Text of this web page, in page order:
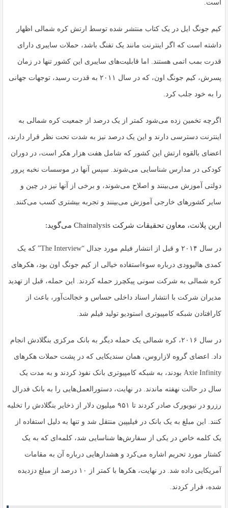
است.
کیم جونگ ایل در یک کتاب منتشر شده توسط ارتش کره شمالی اظهار
داشته است که اگر اینترنت مانند یک تفنگ باشد، حملات سایبری دارای
قدرت بمب اتمی هستند. اما قابلیت‌های سایبری این کشور تنها در زمان
پسرش، کیم جونگ اون، که در سال ۲۰۱۱ به قدرت رسید، توجهات جهانی
را به خود جلب کرد.
اگرچه تخمین زده می‌شود کمتر از یک درصد از جمعیت کره شمالی به
اینترنت دسترسی دارند و این یک درصد نیز به شدت تحت نظر قرار دارند،
اعضای بالقوه ارتش این کشور که شامل هفت هزار هکر است، در دوران
کودکی در مدارس شناسایی می‌شوند. سپس آنها در موسسات نخبه پرور
دولتی آموزش می‌بینند و اصلاح می‌شوند، و برخی از آنها نیز در چین و
سایر کشورهای خارجی آموزش می‌بینند و تجربه بیشتری کسب می‌کنند.
ارین پلانت، معاون تحقیقات شرکت Chainalysis می‌گوید:
در سال ۲۰۱۴ و قبل از انتشار فیلم مورد جدال “The Interview” که یک
کمدی هالیوودی درباره سوءاستفاده خیالی از کیم جونگ اون بود، هکرهای
کره شمالی به شرکت سونی پیکچرز حمله کردند. این حمله، قبل از تهدید
مدیران شرکت با انتشار اسناد داخلی حساس و خجالت‌آور، باعث از
کارافتادن شبکه کامپیوتری استودیو تولید فیلم شد.
در سال ۲۰۱۶، کره شمالی یک حمله دیگر به بانک مرکزی بنگلادش انجام
داد. اعضای گروه لازاروس، همان سندیکایی که در پشت حملات هکرهای
Axie Infinity بودند، به شبکه کامپیوتری بانک نفوذ کردند و به مدت یک
سال در حالت نهفته ماندند. در نهایت، دستورالعمل‌هایی را به بانک فدرال
رزرو در نیویورک صادر کردند تا ۹۵۱ میلیون دلار از ذخایر بنگلادش را تخلیه
کنند. این مبلغ به یک بانک در فیلیپین منتقل شد و تنها به دلیل استفاده از
یک کلمه خاص در یکی از سفارش‌ها شناسایی شد، کلمه‌ای که به یک
کشتار مورد تحریم اشاره می‌کرد و هشدارهایی درباره آن به مقامات
آمریکایی داده شد. در نهایت، هکرها با کمتر از ۱۰ درصد از مبلغ دزدیده
شده، فرار کردند.